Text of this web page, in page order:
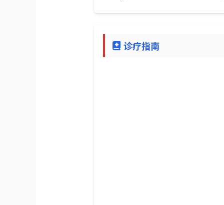
诊疗指南